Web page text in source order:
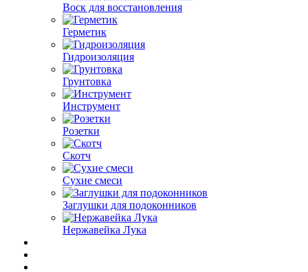
Воск для восстановления
Герметик
Гидроизоляция
Грунтовка
Инструмент
Розетки
Скотч
Сухие смеси
Заглушки для подоконников
Нержавейка Лука